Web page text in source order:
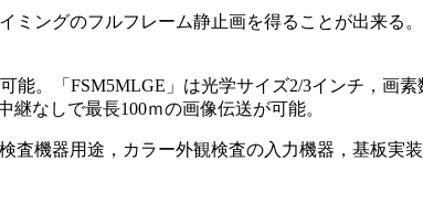
ミングのフルフレーム静止画を得ることが出来る
。「FSM5MLGE」は光学サイズ2/3インチ，画
なしで最長100ｍの画像伝送が可能。
機器用途，カラー外観検査の入力機器，基板実